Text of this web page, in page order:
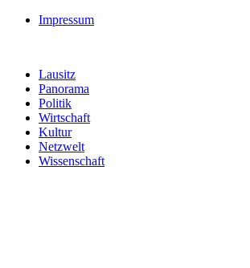
Impressum
Lausitz
Panorama
Politik
Wirtschaft
Kultur
Netzwelt
Wissenschaft